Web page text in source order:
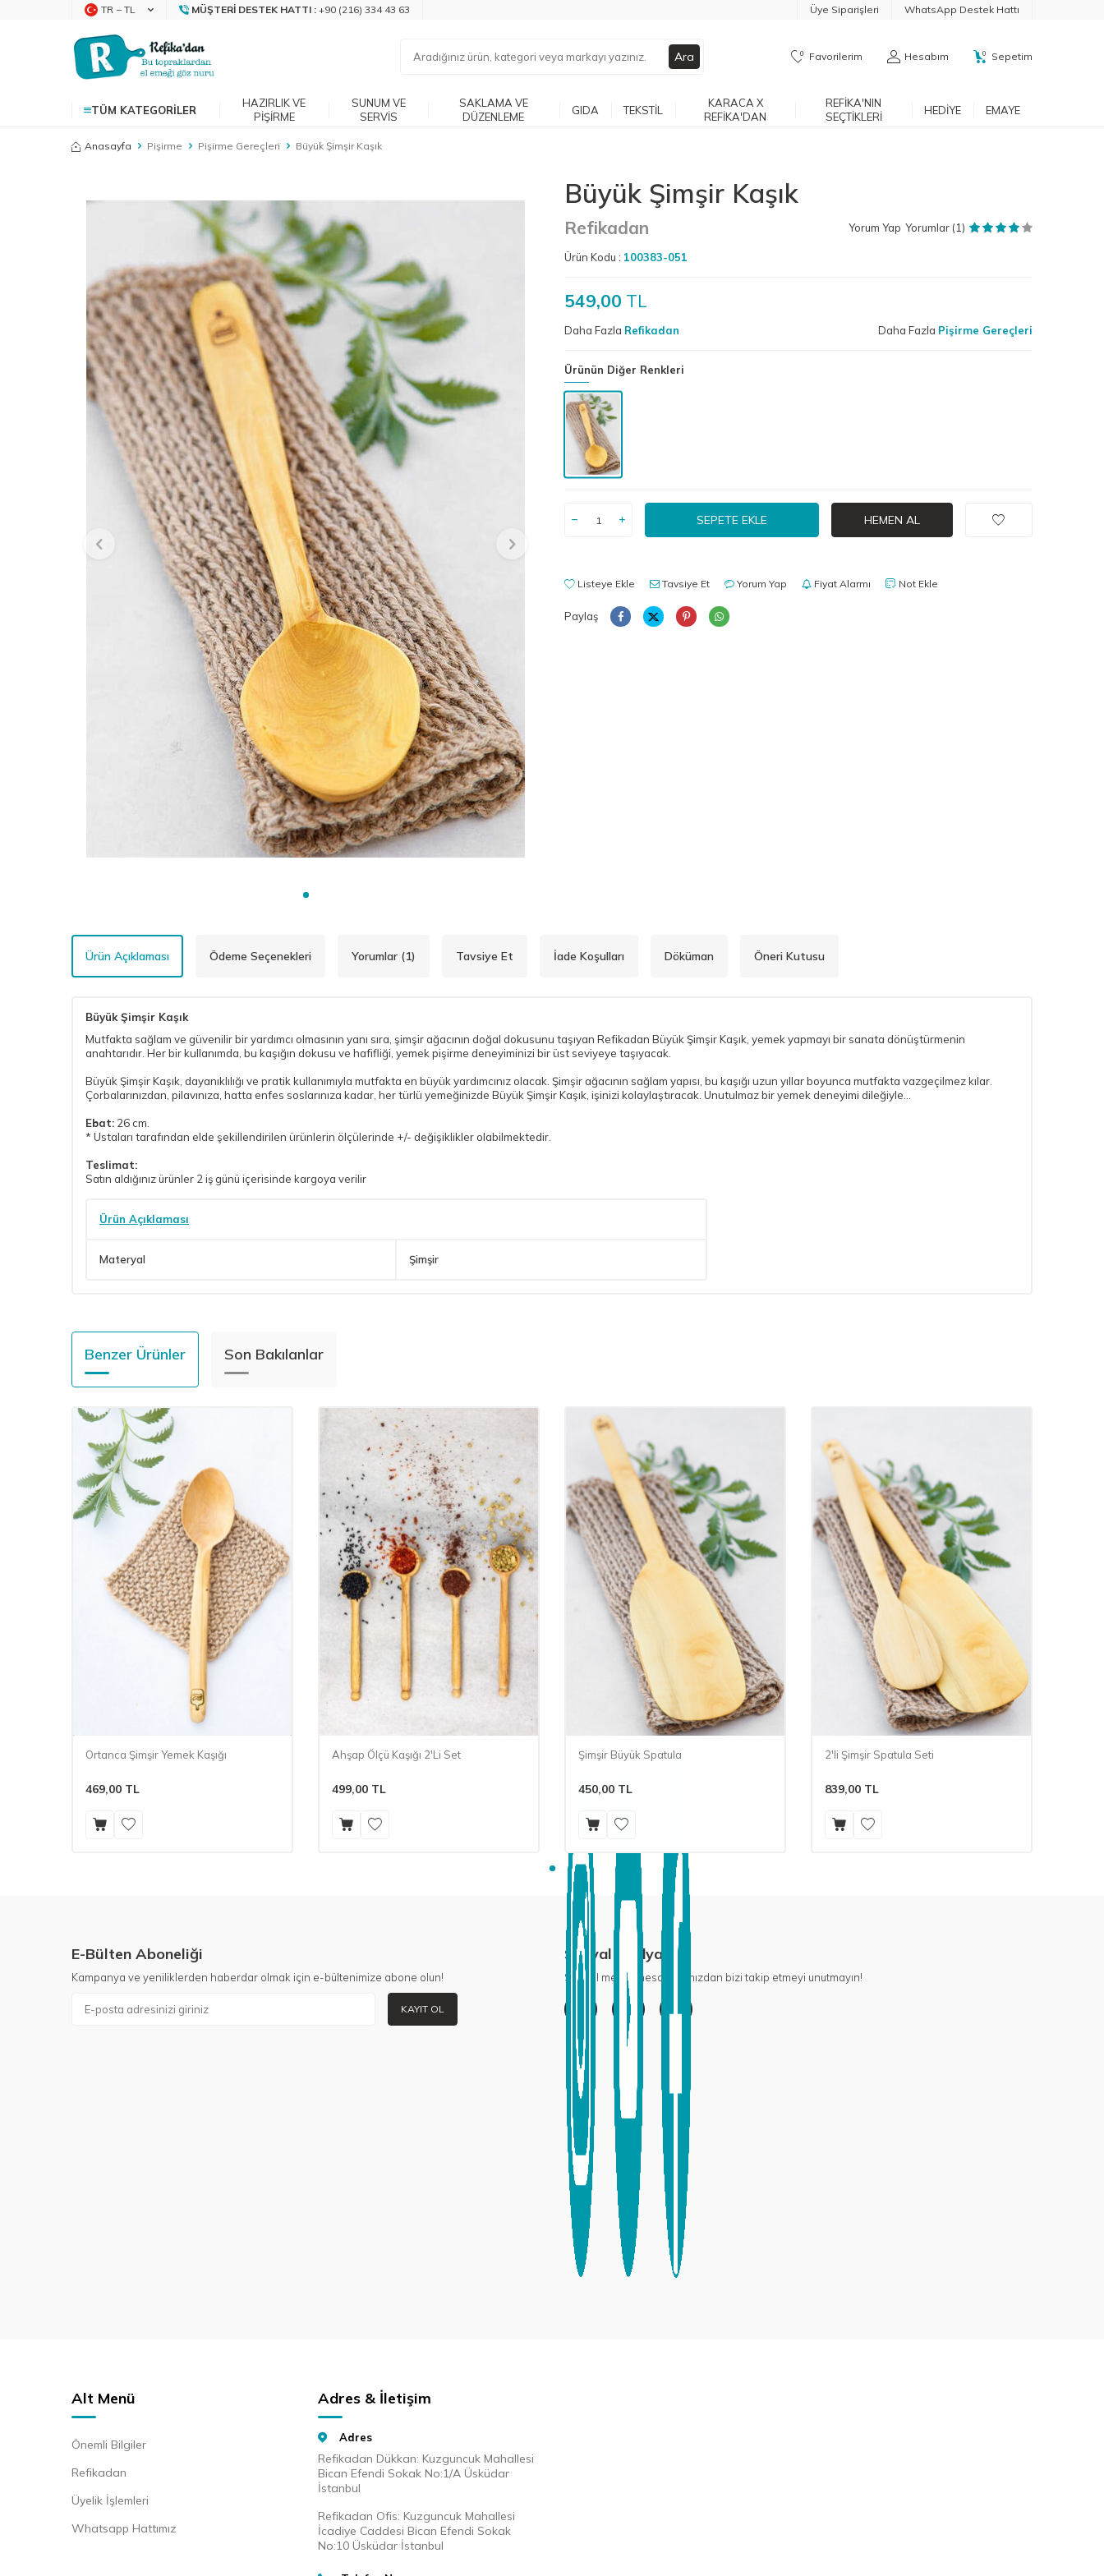
TR − TL MÜŞTERI DESTEK HATTI : +90 (216) 334 43 63 Üye Siparişleri WhatsApp Destek Hattı
Ara 0 Favorilerim Hesabım 0 Sepetim
TÜM KATEGORILER
HAZIRLIK VE
PIŞIRME
SUNUM VE
SERVIS
SAKLAMA VE
DÜZENLEME
GIDA TEKSTIL
KARACA X
REFIKA'DAN
REFIKA'NIN
SEÇTIKLERI
HEDIYE EMAYE
Anasayfa Pişirme Pişirme Gereçleri Büyük Şimşir Kaşık
Büyük Şimşir Kaşık
Refikadan Yorum Yap Yorumlar (1)
Ürün Kodu : 100383-051
549,00 TL
Daha Fazla Refikadan Daha Fazla Pişirme Gereçleri
Ürünün Diğer Renkleri
SEPETE EKLE HEMEN AL
Listeye Ekle Tavsiye Et Yorum Yap Fiyat Alarmı Not Ekle
Paylaş
Ürün Açıklaması Ödeme Seçenekleri Yorumlar (1) Tavsiye Et İade Koşulları Döküman Öneri Kutusu
Büyük Şimşir Kaşık
Mutfakta sağlam ve güvenilir bir yardımcı olmasının yanı sıra, şimşir ağacının doğal dokusunu taşıyan Refikadan Büyük Şimşir Kaşık, yemek yapmayı bir sanata dönüştürmenin
anahtarıdır. Her bir kullanımda, bu kaşığın dokusu ve hafifliği, yemek pişirme deneyiminizi bir üst seviyeye taşıyacak.
Büyük Şimşir Kaşık, dayanıklılığı ve pratik kullanımıyla mutfakta en büyük yardımcınız olacak. Şimşir ağacının sağlam yapısı, bu kaşığı uzun yıllar boyunca mutfakta vazgeçilmez kılar.
Çorbalarınızdan, pilavınıza, hatta enfes soslarınıza kadar, her türlü yemeğinizde Büyük Şimşir Kaşık, işinizi kolaylaştıracak. Unutulmaz bir yemek deneyimi dileğiyle…
Ebat: 26 cm.
* Ustaları tarafından elde şekillendirilen ürünlerin ölçülerinde +/- değişiklikler olabilmektedir.
Teslimat:
Satın aldığınız ürünler 2 iş günü içerisinde kargoya verilir
Ürün Açıklaması
Materyal Şimşir
Benzer Ürünler Son Bakılanlar
Ortanca Şimşir Yemek Kaşığı
469,00 TL
Ahşap Ölçü Kaşığı 2'Li Set
499,00 TL
Şimşir Büyük Spatula
450,00 TL
2'li Şimşir Spatula Seti
839,00 TL
E-Bülten Aboneliği
Kampanya ve yeniliklerden haberdar olmak için e-bültenimize abone olun!
KAYIT OL
Sosyal Medya
Sosyal medya hesaplarımızdan bizi takip etmeyi unutmayın!
Alt Menü
Önemli Bilgiler
Refikadan
Üyelik İşlemleri
Whatsapp Hattımız
Adres & İletişim
Adres
Refikadan Dükkan: Kuzguncuk Mahallesi
Bican Efendi Sokak No:1/A Üsküdar
İstanbul
Refikadan Ofis: Kuzguncuk Mahallesi
İcadiye Caddesi Bican Efendi Sokak
No:10 Üsküdar İstanbul